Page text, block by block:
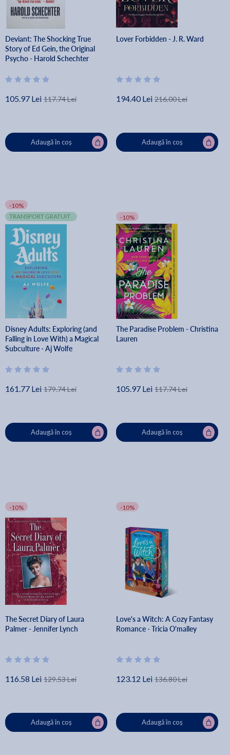
Deviant: The Shocking True
Story of Ed Gein, the Original
Psycho - Harold Schechter
105.97 Lei 117.74 Lei
Adaugă în coș
Lover Forbidden - J. R. Ward
194.40 Lei 216.00 Lei
Adaugă în coș
-10%
TRANSPORT GRATUIT
Disney Adults: Exploring (and
Falling in Love With) a Magical
Subculture - Aj Wolfe
161.77 Lei 179.74 Lei
Adaugă în coș
-10%
The Paradise Problem - Christina
Lauren
105.97 Lei 117.74 Lei
Adaugă în coș
-10%
The Secret Diary of Laura
Palmer - Jennifer Lynch
116.58 Lei 129.53 Lei
Adaugă în coș
-10%
Love's a Witch: A Cozy Fantasy
Romance - Tricia O'malley
123.12 Lei 136.80 Lei
Adaugă în coș